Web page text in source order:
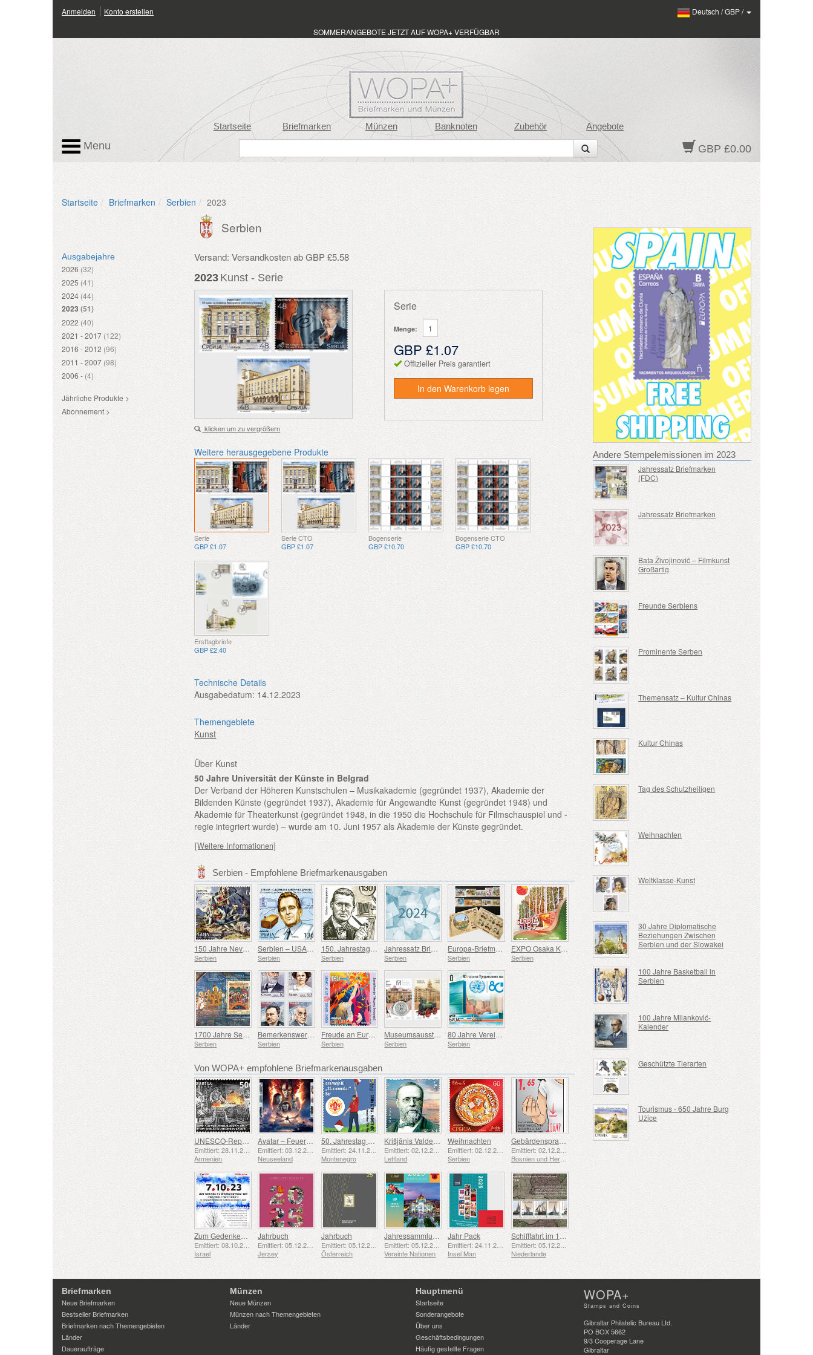
Anmelden Konto erstellen Deutsch /GBP/
SOMMERANGEBOTE JETZT AUF WOPA+ VERFÜGBAR
Startseite Briefmarken Münzen Banknoten Zubehör Angebote
GBP £0.00
Menu
Startseite Briefmarken Serbien 2023
Ausgabejahre
2026 (32)
2025 (41)
2024 (44)
2023 (51)
2022 (40)
2021 - 2017 (122)
2016 - 2012 (96)
2011 - 2007 (98)
2006 - (4)
Jährliche Produkte >
Abonnement >
Serbien
Versand: Versandkosten ab GBP £5.58
2023 Kunst - Serie
klicken um zu vergrößern
Serie
Menge:
GBP £1.07
Offizieller Preis garantiert
In den Warenkorb legen
Weitere herausgegebene Produkte
Serie
GBP £1.07
Serie CTO
GBP £1.07
Bogenserie
GBP £10.70
Bogenserie CTO
GBP £10.70
Ersttagbriefe
GBP £2.40
Technische Details
Ausgabedatum: 14.12.2023
Themengebiete
Kunst
Über Kunst
50 Jahre Universität der Künste in Belgrad
Der Verband der Höheren Kunstschulen – Musikakademie (gegründet 1937), Akademie der
Bildenden Künste (gegründet 1937), Akademie für Angewandte Kunst (gegründet 1948) und
Akademie für Theaterkunst (gegründet 1948, in die 1950 die Hochschule für Filmschauspiel und -
regie integriert wurde) – wurde am 10. Juni 1957 als Akademie der Künste gegründet.
[Weitere Informationen]
Serbien - Empfohlene Briefmarkenausgaben
150 Jahre Nevesinjska puška
Serbien
Serbien – USA – 100. Geburtstag von Douglas Engelbart
Serbien
150. Jahrestag der Geburt von Rodolphe Archibald Reiss
Serbien
Jahressatz Briefmarken
Serbien Serbien
EXPO Osaka Kansai
Serbien
1700 Jahre Seit dem Ersten Ökumenischen Konzil von Nicäa
Serbien
Bemerkenswerte Serben
Serbien
Freude an Europa
Serbien
Museumsausstellungen - 75 Jahre Museum Für Angewandte Kunst, 75 Jahre Eisenbahnmuseum
Serbien
80 Jahre Vereinte Nationen
Serbien
Von WOPA+ empfohlene Briefmarkenausgaben
UNESCO-Repräsentative Liste des Immateriellen Kulturerbes der Menschheit – Schmiedetradition in Gyumri
Emittiert: 28.11.2025
Armenien
Avatar – Feuer und Asche
Emittiert: 03.12.2025
Neuseeland
50. Jahrestag der Gründung der Pfadfindergruppe „24. November Bar Scout“
Emittiert: 24.11.2025
Montenegro
Krišjānis Valdemārs
Emittiert: 02.12.2025
Lettland
Weihnachten
Emittiert: 02.12.2025
Serbien
Gebärdensprache - Gut
Emittiert: 02.12.2025
Bosnien und Herzegowina - Republik Srpska
Zum Gedenken an die Gefallenen und Ermordeten vom 7. Oktober 2023
Israel
Jahrbuch
Jersey
Jahrbuch
Emittiert: 05.12.2025
Österreich
Jahressammlungsmappe (New York)
Vereinte Nationen
Jahr Pack
Insel Man
Schifffahrt im 17. und 18. Jahrhundert – Torfschifffahrt
Emittiert: 05.12.2025
Niederlande
Andere Stempelemissionen im 2023
Jahressatz Briefmarken
(FDC)
Jahressatz Briefmarken
Bata Živojinović – Filmkunst
Großartig
Freunde Serbiens
Prominente Serben
Themensatz – Kultur Chinas
Kultur Chinas
Tag des Schutzheiligen
Weihnachten
Weltklasse-Kunst
30 Jahre Diplomatische
Beziehungen Zwischen
Serbien und der Slowakei
100 Jahre Basketball in
Serbien
100 Jahre Milanković-
Kalender
Geschützte Tierarten
Tourismus - 650 Jahre Burg
Užice
Briefmarken
Neue Briefmarken
Bestseller Briefmarken
Briefmarken nach Themengebieten
Länder
Daueraufträge
Münzen
Neue Münzen
Münzen nach Themengebieten
Länder
Hauptmenü
Startseite
Sonderangebote
Über uns
Geschäftsbedingungen
Häufig gestellte Fragen
WOPA+
Stamps and Coins
Gibraltar Philatelic Bureau Ltd.
PO BOX 5662
9/3 Cooperage Lane
Gibraltar